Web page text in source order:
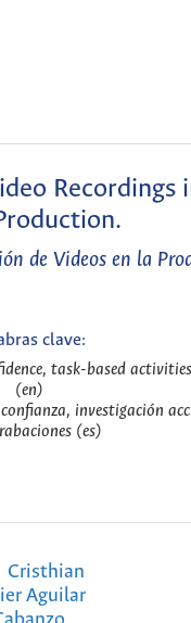
Recordings
de Videos en la
clave:
task-based
(en)
investigación
(es)
Cristhian
Aguilar